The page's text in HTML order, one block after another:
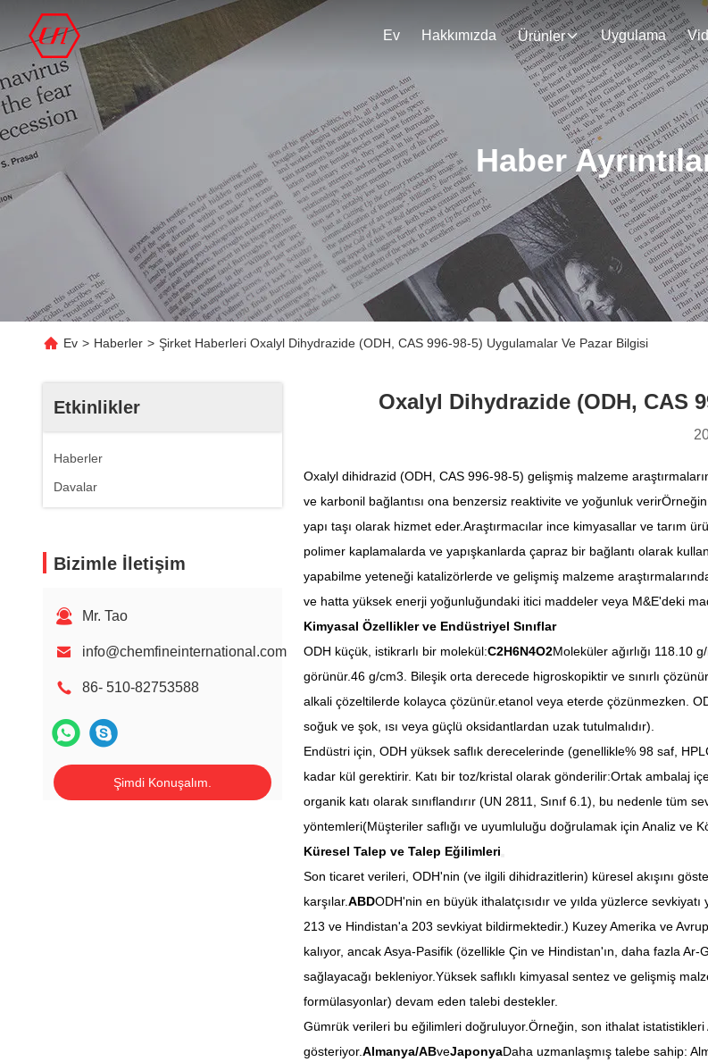
Ev Hakkımızda Ürünler Uygulama
Haber
Ev > Haberler > Şirket Haberleri Oxalyl Dihydrazide (ODH, CAS 996-98-5) Uygulamalar Ve Pazar Bilgisi
Etkinlikler
Haberler
Davalar
Bizimle İletişim
Mr. Tao
info@chemfineinternational.com
86- 510-82753588
Şimdi Konuşalım.
Oxalyl Dihydrazide (ODH, CAS
Oxalyl dihidrazid (ODH, CAS 996-98-5) gelişmiş malzeme
ve karbonil bağlantısı ona benzersiz reaktivite ve yoğunluk
yapı taşı olarak hizmet eder.Araştırmacılar ince kimyasallar ve tarım
polimer kaplamalarda ve yapışkanlarda çapraz bir bağlantı olarak
yapabilme yeteneği katalizörlerde ve gelişmiş malzeme
ve hatta yüksek enerji yoğunluğundaki itici maddeler veya M&E'deki
Kimyasal Özellikler ve Endüstriyel Sınıflar
ODH küçük, istikrarlı bir molekül:C2H6N4O2Moleküler ağırlığı 118.10
görünür.46 g/cm3. Bileşik orta derecede higroskopiktir ve sınırlı
alkali çözeltilerde kolayca çözünür.etanol veya eterde çözünmezken.
soğuk ve şok, ısı veya güçlü oksidantlardan uzak tutulmalıdır).
Endüstri için, ODH yüksek saflık derecelerinde (genellikle% 98 saf,
kadar kül gerektirir. Katı bir toz/kristal olarak gönderilir:Ortak ambalaj
organik katı olarak sınıflandırır (UN 2811, Sınıf 6.1), bu nedenle
yöntemleri(Müşteriler saflığı ve uyumluluğu doğrulamak için Analiz ve
Küresel Talep ve Talep Eğilimleri
Son ticaret verileri, ODH'nin (ve ilgili dihidrazitlerin) küresel akışını
karşılar.ABDODH'nin en büyük ithalatçısıdır ve yılda yüzlerce sevkiyatı
213 ve Hindistan'a 203 sevkiyat bildirmektedir.) Kuzey Amerika ve
kalıyor, ancak Asya-Pasifik (özellikle Çin ve Hindistan'ın, daha fazla
sağlayacağı bekleniyor.Yüksek saflıklı kimyasal sentez ve gelişmiş
formülasyonlar) devam eden talebi destekler.
Gümrük verileri bu eğilimleri doğruluyor.Örneğin, son ithalat
gösteriyor.Almanya/ABveJaponyaDaha uzmanlaşmış talebe sahip: